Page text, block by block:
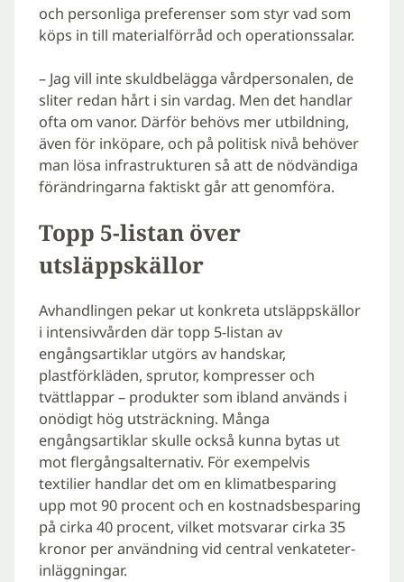
och personliga preferenser som styr vad som
köps in till materialförråd och operationssalar.
– Jag vill inte skuldbelägga vårdpersonalen, de
sliter redan hårt i sin vardag. Men det handlar
ofta om vanor. Därför behövs mer utbildning,
även för inköpare, och på politisk nivå behöver
man lösa infrastrukturen så att de nödvändiga
förändringarna faktiskt går att genomföra.
Topp 5-listan över
utsläppskällor
Avhandlingen pekar ut konkreta utsläppskällor
i intensivvården där topp 5-listan av
engångsartiklar utgörs av handskar,
plastförkläden, sprutor, kompresser och
tvättlappar – produkter som ibland används i
onödigt hög utsträckning. Många
engångsartiklar skulle också kunna bytas ut
mot flergångsalternativ. För exempelvis
textilier handlar det om en klimatbesparing
upp mot 90 procent och en kostnadsbesparing
på cirka 40 procent, vilket motsvarar cirka 35
kronor per användning vid central venkateter-
inläggningar.